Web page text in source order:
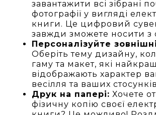
завантажити всі зібрані
фотографії у вигляді
книги. Це цифровий
завжди зможете носити з
Персоналізуйте
Оберіть тему дизайну,
гаму та макет, які
відображають характер
весілля та ваших
Друк на папері: Хочете
фізичну копію своєї